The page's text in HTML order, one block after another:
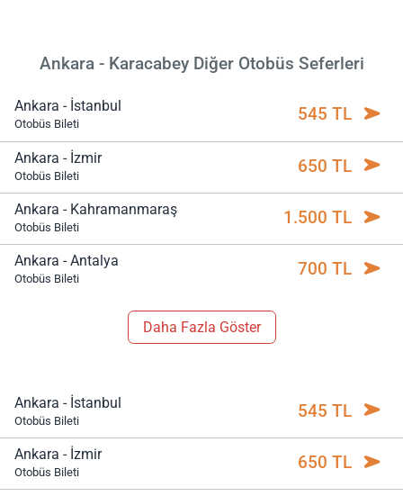
Ankara - Karacabey Diğer Otobüs Seferleri
Ankara - İstanbul
Otobüs Bileti 545 TL
Ankara - İzmir
Otobüs Bileti 650 TL
Ankara - Kahramanmaraş
Otobüs Bileti 1.500 TL
Ankara - Antalya
Otobüs Bileti 700 TL
Daha Fazla Göster
Ankara - İstanbul
Otobüs Bileti 545 TL
Ankara - İzmir
Otobüs Bileti 650 TL